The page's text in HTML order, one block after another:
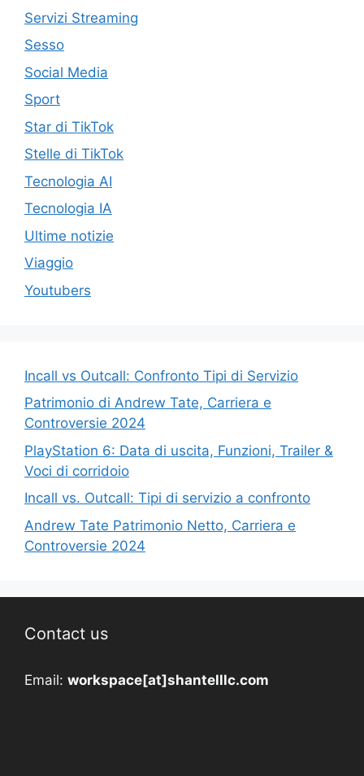
Servizi Streaming
Sesso
Social Media
Sport
Star di TikTok
Stelle di TikTok
Tecnologia AI
Tecnologia IA
Ultime notizie
Viaggio
Youtubers
Incall vs Outcall: Confronto Tipi di Servizio
Patrimonio di Andrew Tate, Carriera e
Controversie 2024
PlayStation 6: Data di uscita, Funzioni, Trailer &
Voci di corridoio
Incall vs. Outcall: Tipi di servizio a confronto
Andrew Tate Patrimonio Netto, Carriera e
Controversie 2024
Contact us
Email: workspace[at]shantelllc.com